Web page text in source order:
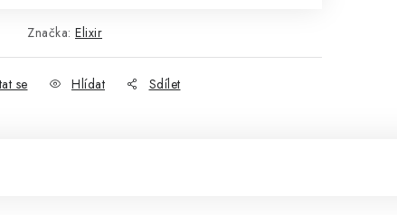
Značka: Elixir
se Hlídat Sdílet